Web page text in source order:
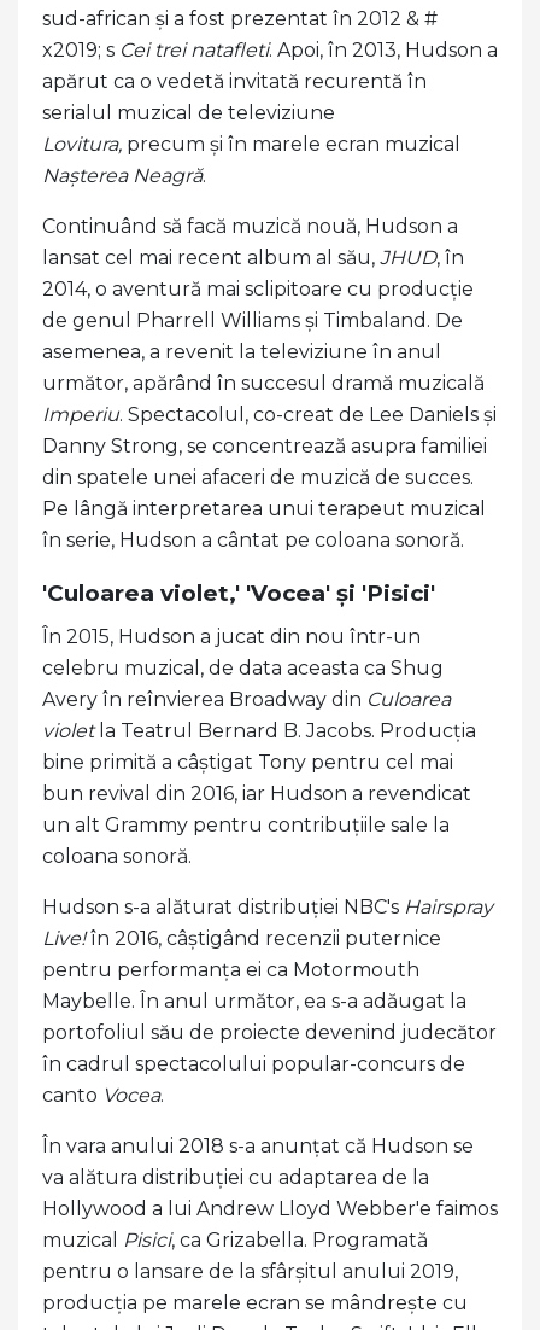
sud-african și a fost prezentat în 2012 & #
x2019; s Cei trei natafleti. Apoi, în 2013, Hudson a
apărut ca o vedetă invitată recurentă în
serialul muzical de televiziune
Lovitura, precum și în marele ecran muzical
Nașterea Neagră.
Continuând să facă muzică nouă, Hudson a
lansat cel mai recent album al său, JHUD, în
2014, o aventură mai sclipitoare cu producție
de genul Pharrell Williams și Timbaland. De
asemenea, a revenit la televiziune în anul
următor, apărând în succesul dramă muzicală
Imperiu. Spectacolul, co-creat de Lee Daniels și
Danny Strong, se concentrează asupra familiei
din spatele unei afaceri de muzică de succes.
Pe lângă interpretarea unui terapeut muzical
în serie, Hudson a cântat pe coloana sonoră.
'Culoarea violet,' 'Vocea' și 'Pisici'
În 2015, Hudson a jucat din nou într-un
celebru muzical, de data aceasta ca Shug
Avery în reînvierea Broadway din Culoarea
violet la Teatrul Bernard B. Jacobs. Producția
bine primită a câștigat Tony pentru cel mai
bun revival din 2016, iar Hudson a revendicat
un alt Grammy pentru contribuțiile sale la
coloana sonoră.
Hudson s-a alăturat distribuției NBC's Hairspray
Live!în 2016, câștigând recenzii puternice
pentru performanța ei ca Motormouth
Maybelle. În anul următor, ea s-a adăugat la
portofoliul său de proiecte devenind judecător
în cadrul spectacolului popular-concurs de
canto Vocea.
În vara anului 2018 s-a anunțat că Hudson se
va alătura distribuției cu adaptarea de la
Hollywood a lui Andrew Lloyd Webber'e faimos
muzical
Pisici, ca Grizabella. Programată
pentru o lansare de la sfârșitul anului 2019,
producția pe marele ecran se mândrește cu